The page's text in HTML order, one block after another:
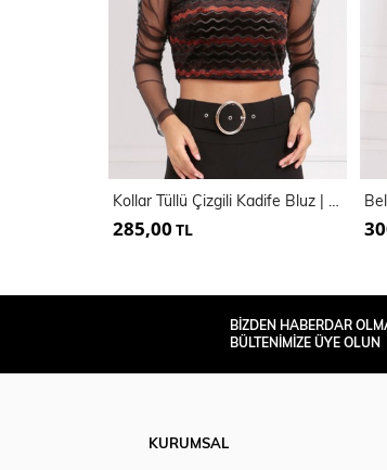
Kollar Tüllü Çizgili Kadife Bluz | BLZ33256
285,00 TL
BİZDEN HABERDAR
BÜLTENİMİZE ÜYE OLUN
KURUMSAL